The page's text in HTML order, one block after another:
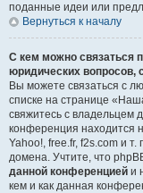
поданные идеи или
Вернуться к началу
С кем можно связаться
юридических вопросов,
Вы можете связаться с
списке на странице
свяжитесь с владельцем
конференция находится
Yahoo!, free.fr, f2s.com и
домена. Учтите, что
данной конференцией и
кем и как данная